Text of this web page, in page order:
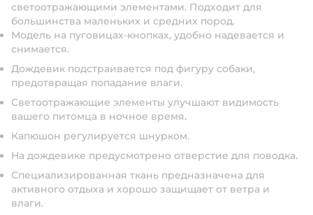
светоотражающими элементами. Подходит для
большинства маленьких и средних пород.
Модель на пуговицах-кнопках, удобно надевается и
снимается.
Дождевик подстраивается под фигуру собаки,
предотвращая попадание влаги.
Светоотражающие элементы улучшают видимость
вашего питомца в ночное время.
Капюшон регулируется шнурком.
На дождевике предусмотрено отверстие для поводка.
Специализированная ткань предназначена для
активного отдыха и хорошо защищает от ветра и
влаги.